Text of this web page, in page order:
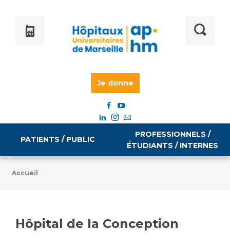
Je donne
PATIENTS / PUBLIC
Tarifs
PROFESSIONNELS /
ÉTUDIANTS / INTERNES
Emploi / formation
Accueil
Hôpital de la Conception